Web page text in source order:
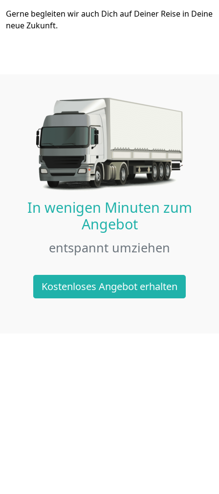
Gerne begleiten wir auch Dich auf Deiner Reise in Deine
neue Zukunft.
In wenigen Minuten zum
Angebot
entspannt umziehen
Kostenloses Angebot erhalten